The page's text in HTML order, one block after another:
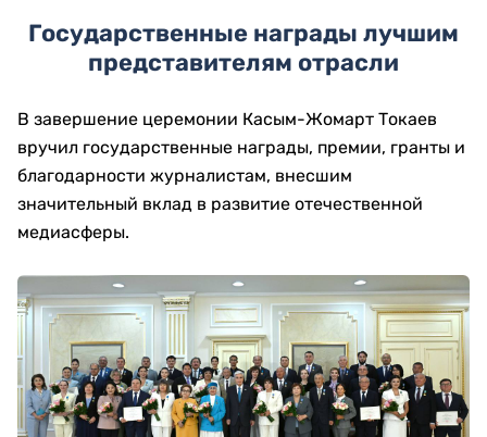
Государственные награды лучшим
представителям отрасли
В завершение церемонии Касым-Жомарт Токаев
вручил государственные награды, премии, гранты и
благодарности журналистам, внесшим
значительный вклад в развитие отечественной
медиасферы.